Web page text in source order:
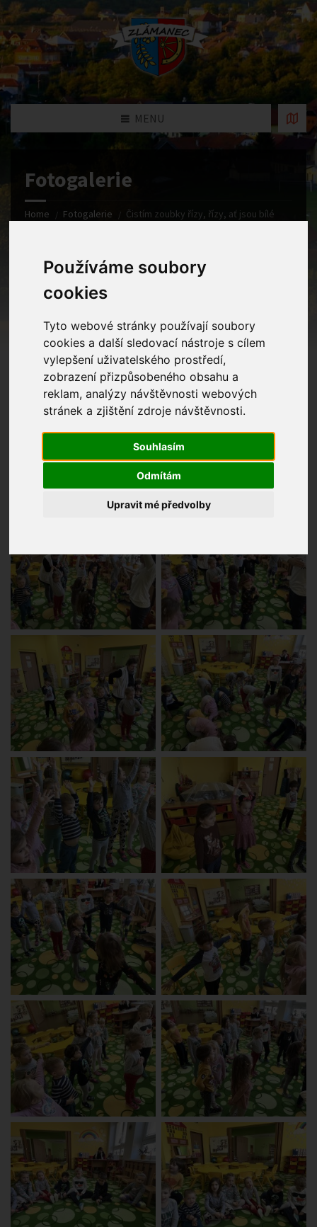
Používáme soubory
cookies
Tyto webové stránky používají soubory
cookies a další sledovací nástroje s cílem
vylepšení uživatelského prostředí,
zobrazení přizpůsobeného obsahu a
reklam, analýzy návštěvnosti webových
stránek a zjištění zdroje návštěvnosti.
Souhlasím
Odmítám
Upravit mé předvolby
MENU
Fotogalerie
Home Fotogalerie
Čistím zoubky řízy, řízy, ať jsou bílé